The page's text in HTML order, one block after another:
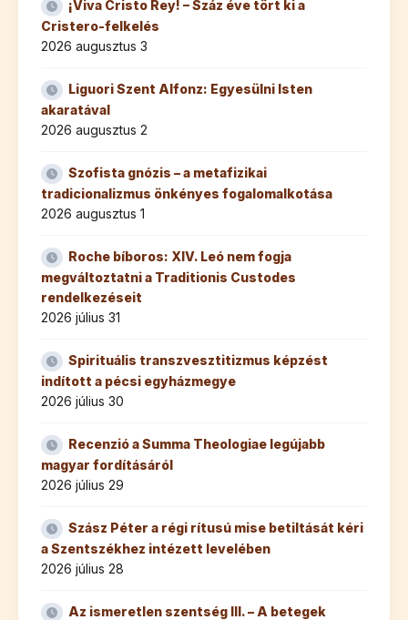
¡Viva Cristo Rey! – Száz éve tört ki a
Cristero-felkelés
2026 augusztus 3
Liguori Szent Alfonz: Egyesülni Isten
akaratával
2026 augusztus 2
Szofista gnózis – a metafizikai
tradicionalizmus önkényes fogalomalkotása
2026 augusztus 1
Roche bíboros: XIV. Leó nem fogja
megváltoztatni a Traditionis Custodes
rendelkezéseit
2026 július 31
Spirituális transzvesztitizmus képzést
indított a pécsi egyházmegye
2026 július 30
Recenzió a Summa Theologiae legújabb
magyar fordításáról
2026 július 29
Szász Péter a régi rítusú mise betiltását kéri
a Szentszékhez intézett levelében
2026 július 28
Az ismeretlen szentség III. – A betegek